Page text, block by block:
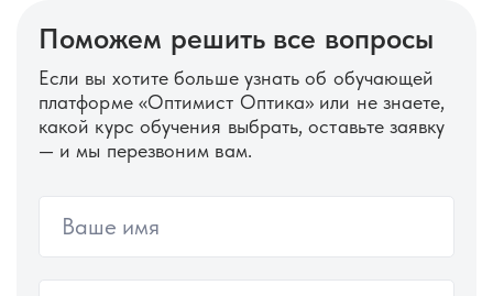
Поможем решить все вопросы
Если вы хотите больше узнать об обучающей
платформе «Оптимист Оптика» или не знаете,
какой курс обучения выбрать, оставьте заявку
— и мы перезвоним вам.